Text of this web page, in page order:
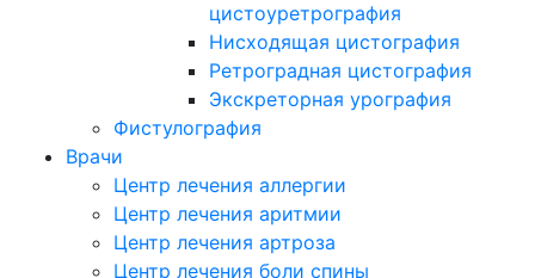
цистоуретрография
Нисходящая цистография
Ретроградная цистография
Экскреторная урография
Фистулография
Врачи
Центр лечения аллергии
Центр лечения аритмии
Центр лечения артроза
Центр лечения боли спины